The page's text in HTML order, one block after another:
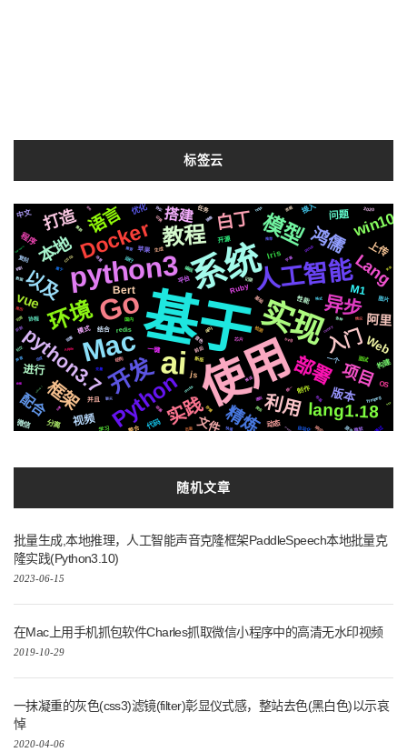
标签云
基于
使用
系统
ai
实现
Go
python3
Mac
人工智能
开发
教程
Python
环境
Docker 模型
部署
python3.7
异步
实践
入门
以及
利用
白丁
鸿儒
精炼
语言
框架 lang1.18
本地
项目
Lang
打造 win10
搭建
配合
vue
阿里
文件
版本
Web
M1
视频
进行
Bert
问题
上传
优化
程序
js
Iris
代码 动态
构建
OS
接入
Ruby
分离
中文
微信
平台
一键
redis
结合
苹果
性能
模式
开源
制作
一个
并且
任务
协程
面试
api
图片
整合
复刻
学习 自动化
音色
响应
ffmpeg
原生
芯片
前后
检测
基础
2020
微软
国内
记录
编程
通过
新版
svg
生成
结构
运行
centos
推送
需要
格式
字幕
变量
推荐
celery
场景
阻塞
镜像
Apple
各种
存储
遇到
统一
CSS3
github
切换
动画 爬虫
属于
情况
协议
聊天
合成
页面
https
简历
快速
布局
识别
集群
流程
可用
声音
机制
社交
数据
绘图
http
发布
分享
更换
python2.7
Tornado6.1
PaddleSpeech
随机文章
批量生成,本地推理，人工智能声音克隆框架PaddleSpeech本地批量克
隆实践(Python3.10)
2023-06-15
在Mac上用手机抓包软件Charles抓取微信小程序中的高清无水印视频
2019-10-29
一抹凝重的灰色(css3)滤镜(filter)彰显仪式感，整站去色(黑白色)以示哀
悼
2020-04-06